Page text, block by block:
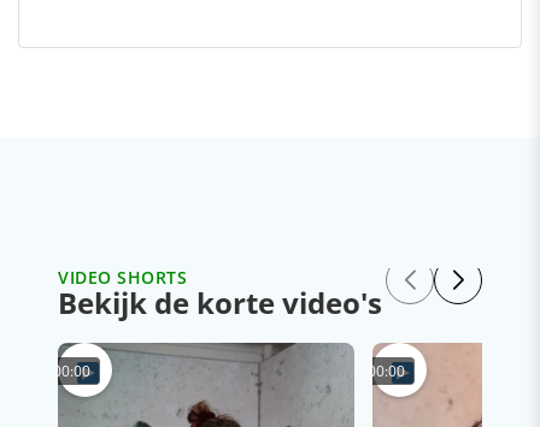
VIDEO SHORTS
Bekijk de korte video's
00:00 00:00